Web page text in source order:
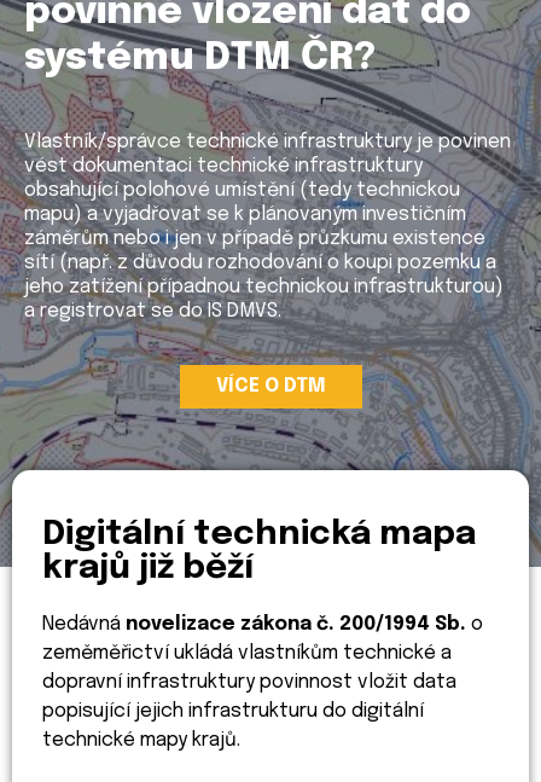
povinné vložení dat do
systému DTM ČR?
Vlastník/správce technické infrastruktury je povinen
vést dokumentaci technické infrastruktury
obsahující polohové umístění (tedy technickou
mapu) a vyjadřovat se k plánovaným investičním
záměrům nebo i jen v případě průzkumu existence
sítí (např. z důvodu rozhodování o koupi pozemku a
jeho zatížení případnou technickou infrastrukturou)
a registrovat se do IS DMVS.
VÍCE O DTM
Digitální technická mapa
krajů již běží
Nedávná novelizace zákona č. 200/1994 Sb. o
zeměměřictví ukládá vlastníkům technické a
dopravní infrastruktury povinnost vložit data
popisující jejich infrastrukturu do digitální
technické mapy krajů.